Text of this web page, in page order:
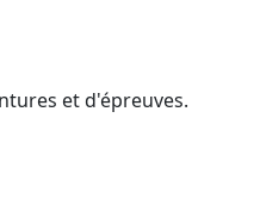
et d'épreuves.